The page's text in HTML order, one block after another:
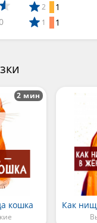
2 1
1 1
кошка
2 мин